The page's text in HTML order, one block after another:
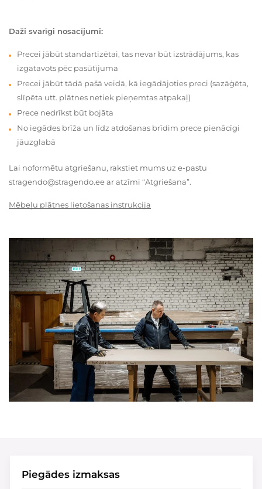
Daži svarīgi nosacījumi:
Precei jābūt standartizētai, tas nevar būt izstrādājums, kas
izgatavots pēc pasūtījuma
Precei jābūt tādā pašā veidā, kā iegādājoties preci (sazāģēta,
slīpēta utt. plātnes netiek pieņemtas atpakaļ)
Prece nedrīkst būt bojāta
No iegādes brīža un līdz atdošanas brīdim prece pienācīgi
jāuzglabā
Lai noformētu atgriešanu, rakstiet mums uz e-pastu
stragendo@stragendo.ee ar atzīmi “Atgriešana”.
Mēbeļu plātnes lietošanas instrukcija
Piegādes izmaksas